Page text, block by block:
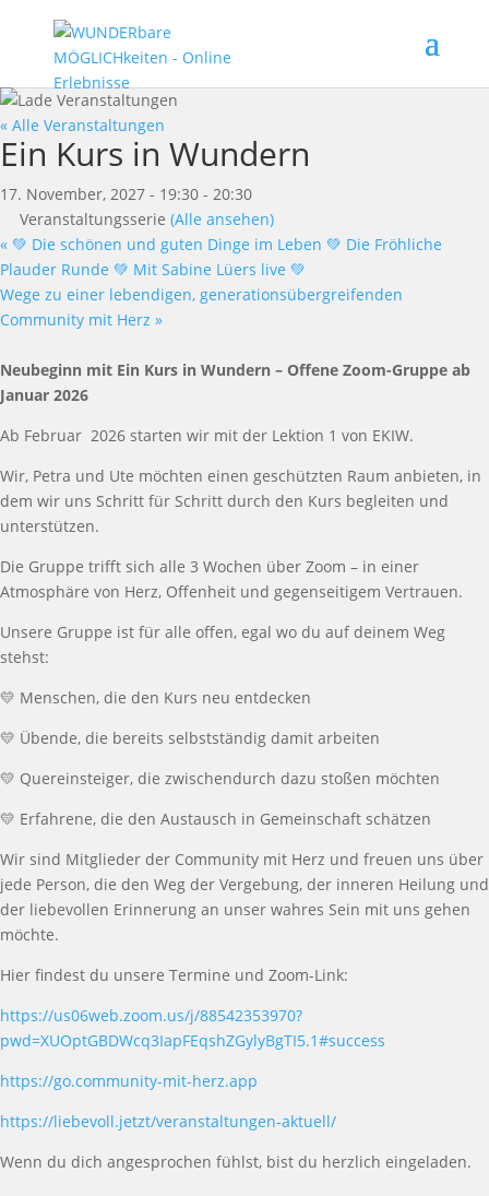
« Alle Veranstaltungen
Ein Kurs in Wundern
17. November, 2027 - 19:30 - 20:30
Veranstaltungsserie (Alle ansehen)
« 💚 Die schönen und guten Dinge im Leben 💚 Die Fröhliche
Plauder Runde 💚 Mit Sabine Lüers live 💚
Wege zu einer lebendigen, generationsübergreifenden
Community mit Herz »
Neubeginn mit Ein Kurs in Wundern – Offene Zoom-Gruppe ab
Januar 2026
Ab Februar 2026 starten wir mit der Lektion 1 von EKIW.
Wir, Petra und Ute möchten einen geschützten Raum anbieten, in
dem wir uns Schritt für Schritt durch den Kurs begleiten und
unterstützen.
Die Gruppe trifft sich alle 3 Wochen über Zoom – in einer
Atmosphäre von Herz, Offenheit und gegenseitigem Vertrauen.
Unsere Gruppe ist für alle offen, egal wo du auf deinem Weg
stehst:
💛 Menschen, die den Kurs neu entdecken
💛 Übende, die bereits selbstständig damit arbeiten
💛 Quereinsteiger, die zwischendurch dazu stoßen möchten
💛 Erfahrene, die den Austausch in Gemeinschaft schätzen
Wir sind Mitglieder der Community mit Herz und freuen uns über
jede Person, die den Weg der Vergebung, der inneren Heilung und
der liebevollen Erinnerung an unser wahres Sein mit uns gehen
möchte.
Hier findest du unsere Termine und Zoom-Link:
https://us06web.zoom.us/j/88542353970?
pwd=XUOptGBDWcq3IapFEqshZGylyBgTI5.1#success
https://go.community-mit-herz.app
https://liebevoll.jetzt/veranstaltungen-aktuell/
Wenn du dich angesprochen fühlst, bist du herzlich eingeladen.